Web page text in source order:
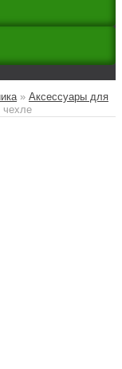
» Аксессуары для
чехле